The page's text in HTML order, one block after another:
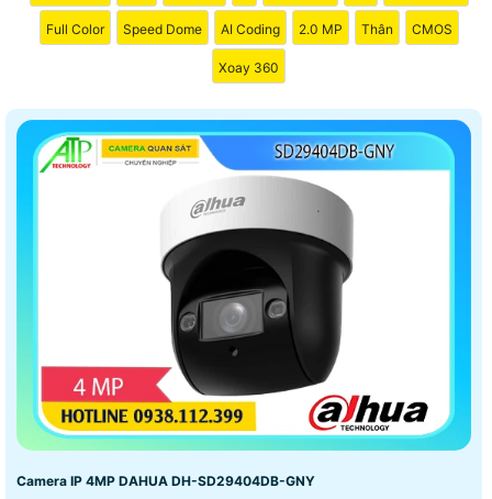
Full Color Speed Dome AI Coding 2.0 MP Thân CMOS
Xoay 360
Camera IP 4MP DAHUA DH-SD29404DB-GNY